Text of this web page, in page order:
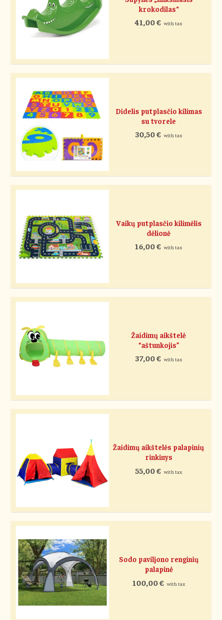
krokodilas“
41,00€ with tax
Didelis putplasčio kilimas
su tvorele
30,50 € with tax
Vaikų putplasčio kilimėlis
dėlionė
16,00€ with tax
Žaidimų aikštelė
“aštunkojis”
37,00 € with tax
Žaidimų aikštelės palapinių
rinkinys
55,00 € with tax
Sodo paviljono renginių
palapinė
100,00 € with tax